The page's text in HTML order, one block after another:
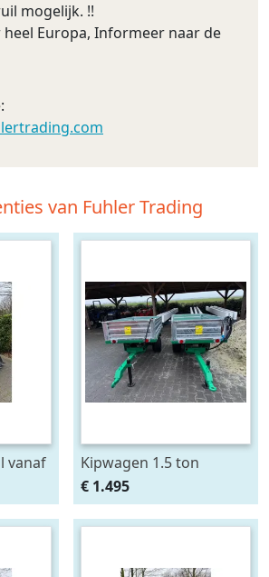
mogelijk. !!
Europa, Informeer naar de
van Fuhler Trading
vanaf
Kipwagen 1.5 ton
€ 1.495